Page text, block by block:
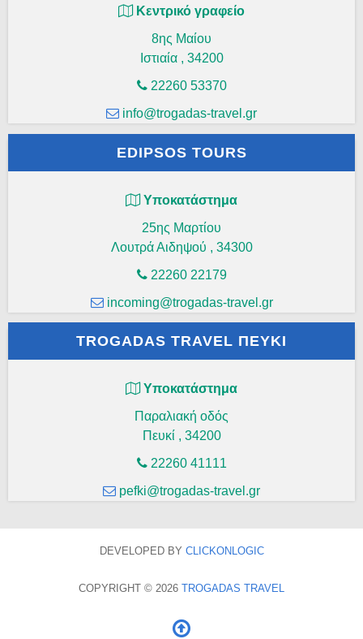
Κεντρικό γραφείο
8ης Μαίου
Ιστιαία , 34200
22260 53370
info@trogadas-travel.gr
EDIPSOS TOURS
Υποκατάστημα
25ης Μαρτίου
Λουτρά Αιδηψού , 34300
22260 22179
incoming@trogadas-travel.gr
TROGADAS TRAVEL ΠΕΥΚΊ
Υποκατάστημα
Παραλιακή οδός
Πευκί , 34200
22260 41111
pefki@trogadas-travel.gr
DEVELOPED BY CLICKONLOGIC
COPYRIGHT © 2026 TROGADAS TRAVEL